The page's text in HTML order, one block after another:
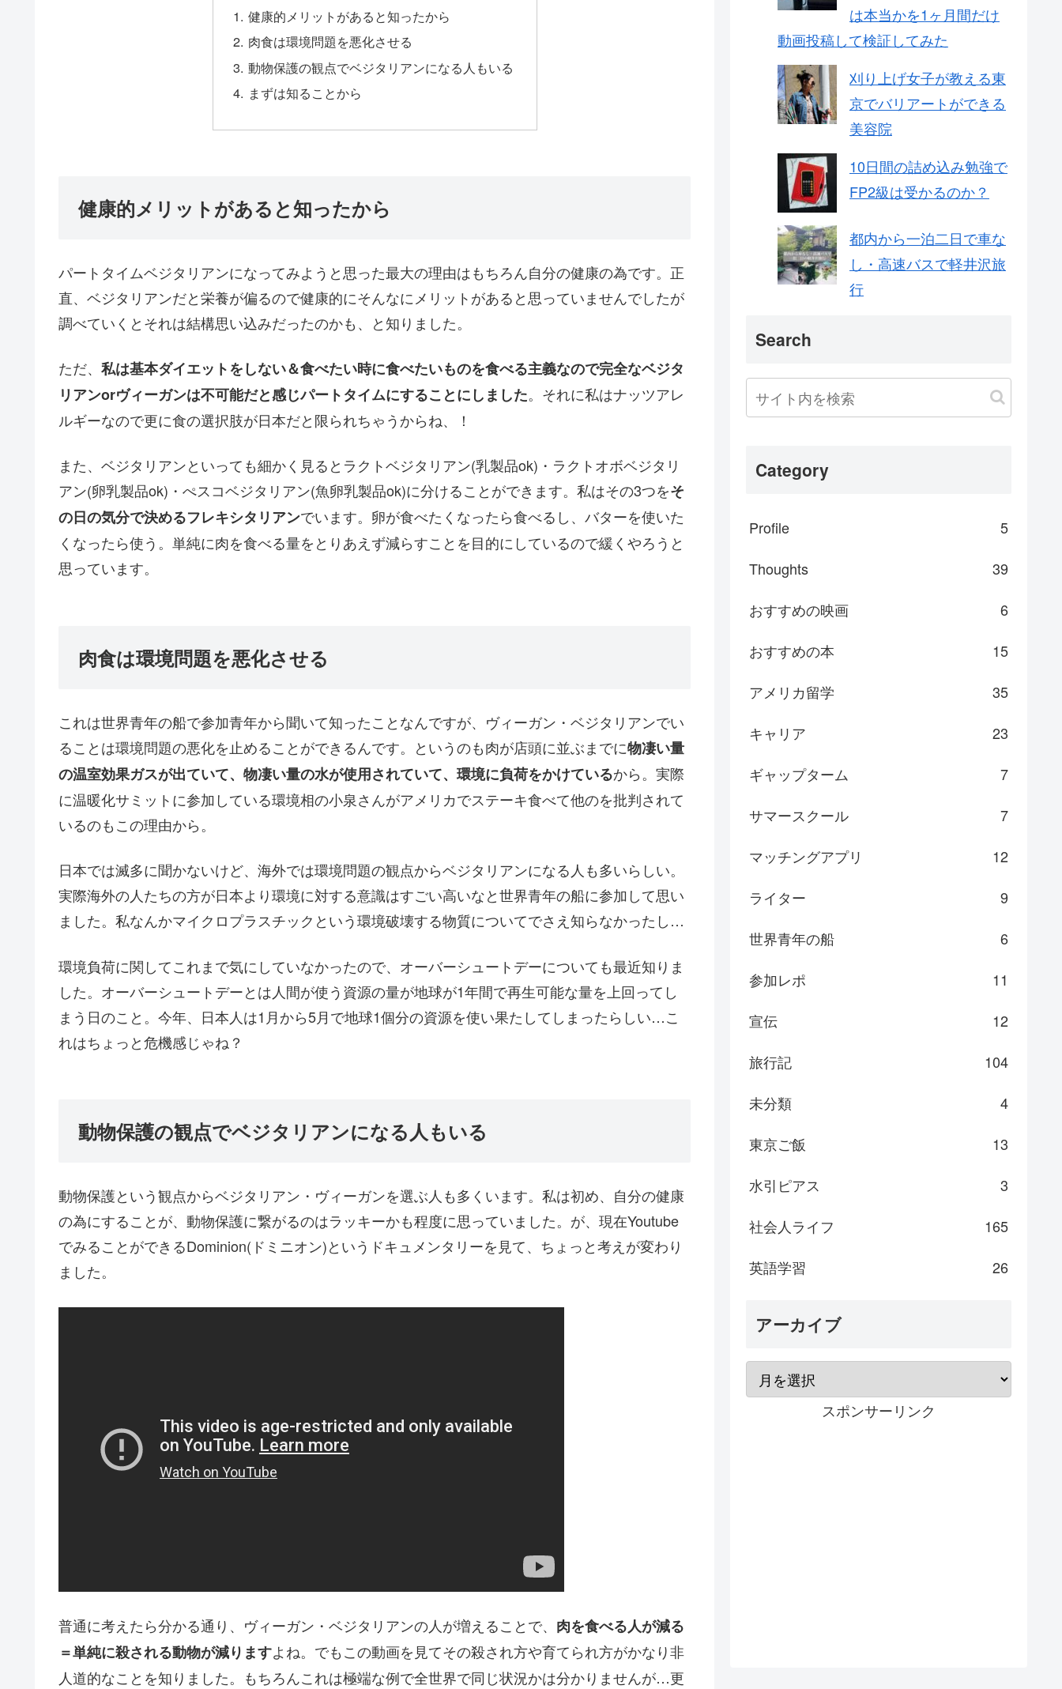
健康的メリットがあると知ったから
肉食は環境問題を悪化させる
動物保護の観点でベジタリアンになる人もいる
まずは知ることから
健康的メリットがあると知ったから
パートタイムベジタリアンになってみようと思った最大の理由はもちろん自分の健康の為です。正
直、ベジタリアンだと栄養が偏るので健康的にそんなにメリットがあると思っていませんでしたが
調べていくとそれは結構思い込みだったのかも、と知りました。
ただ、 私は基本ダイエットをしない＆食べたい時に食べたいものを食べる主義なので完全なベジタ
リアンorヴィーガンは不可能だと感じパートタイムにすることにしました。それに私はナッツアレ
ルギーなので更に食の選択肢が日本だと限られちゃうからね、！
また、ベジタリアンといっても細かく見るとラクトベジタリアン(乳製品ok)・ラクトオボベジタリ
アン(卵乳製品ok)・ぺスコベジタリアン(魚卵乳製品ok)に分けることができます。私はその3つをそ
の日の気分で決めるフレキシタリアンでいます。卵が食べたくなったら食べるし、バターを使いた
くなったら使う。単純に肉を食べる量をとりあえず減らすことを目的にしているので緩くやろうと
思っています。
肉食は環境問題を悪化させる
これは世界青年の船で参加青年から聞いて知ったことなんですが、ヴィーガン・ベジタリアンでい
ることは環境問題の悪化を止めることができるんです。というのも肉が店頭に並ぶまでに物凄い量
の温室効果ガスが出ていて、物凄い量の水が使用されていて、環境に負荷をかけているから。実際
に温暖化サミットに参加している環境相の小泉さんがアメリカでステーキ食べて他のを批判されて
いるのもこの理由から。
日本では滅多に聞かないけど、海外では環境問題の観点からベジタリアンになる人も多いらしい。
実際海外の人たちの方が日本より環境に対する意識はすごい高いなと世界青年の船に参加して思い
ました。私なんかマイクロプラスチックという環境破壊する物質についてでさえ知らなかったし…
環境負荷に関してこれまで気にしていなかったので、オーバーシュートデーについても最近知りま
した。オーバーシュートデーとは人間が使う資源の量が地球が1年間で再生可能な量を上回ってし
まう日のこと。今年、日本人は1月から5月で地球1個分の資源を使い果たしてしまったらしい…こ
れはちょっと危機感じゃね？
動物保護の観点でベジタリアンになる人もいる
動物保護という観点からベジタリアン・ヴィーガンを選ぶ人も多くいます。私は初め、自分の健康
の為にすることが、動物保護に繋がるのはラッキーかも程度に思っていました。が、現在Youtube
でみることができるDominion(ドミニオン)というドキュメンタリーを見て、ちょっと考えが変わり
ました。
普通に考えたら分かる通り、ヴィーガン・ベジタリアンの人が増えることで、 肉を食べる人が減る
＝単純に殺される動物が減りますよね。でもこの動画を見てその殺され方や育てられ方がかなり非
人道的なことを知りました。もちろんこれは極端な例で全世界で同じ状況かは分かりませんが…更
は本当かを1ヶ月間だけ
動画投稿して検証してみた
刈り上げ女子が教える東
京でバリアートができる
美容院
10日間の詰め込み勉強で
FP2級は受かるのか？
都内から一泊二日で車な
し・高速バスで軽井沢旅
行
Search
Category
Profile
5
Thoughts
39
おすすめの映画
6
おすすめの本
15
アメリカ留学
35
キャリア
23
ギャップターム
7
サマースクール
7
マッチングアプリ
12
ライター
9
世界青年の船
6
参加レポ
11
宣伝
12
旅行記
104
未分類
4
東京ご飯
13
水引ピアス
3
社会人ライフ
165
英語学習
26
アーカイブ
スポンサーリンク